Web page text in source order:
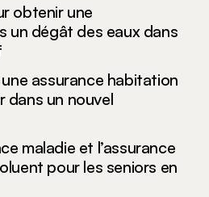
obtenir une
un dégât des eaux dans
assurance habitation
dans un nouvel
maladie et l’assurance
pour les seniors en